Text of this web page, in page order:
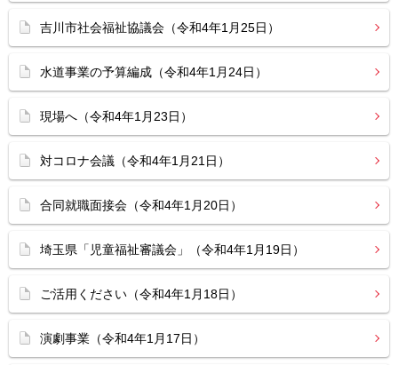
吉川市社会福祉協議会（令和4年1月25日）
水道事業の予算編成（令和4年1月24日）
現場へ（令和4年1月23日）
対コロナ会議（令和4年1月21日）
合同就職面接会（令和4年1月20日）
埼玉県「児童福祉審議会」（令和4年1月19日）
ご活用ください（令和4年1月18日）
演劇事業（令和4年1月17日）